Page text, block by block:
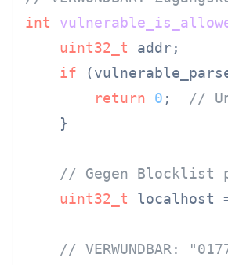
int
uint32_t addr;
if
return
0 ; //
    }
// Gegen Blocklist
uint32_t localhost
// VERWUNDBAR: